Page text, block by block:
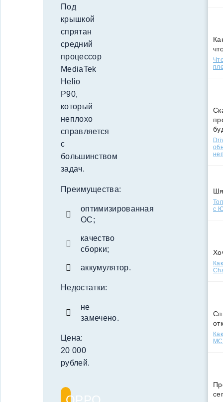
Под
крышкой
спрятан
средний
процессор
MediaTek
Helio
P90,
который
неплохо
справляется
с
большинством
задач.
Преимущества:
оптимизированная
ОС;
качество
сборки;
аккумулятор.
Недостатки:
не
замечено.
Цена:
20 000
рублей.
с